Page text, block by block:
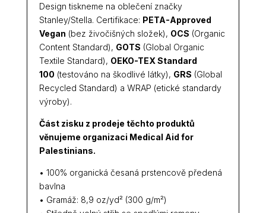
Design tiskneme na oblečení značky
Stanley/Stella. Certifikace: PETA-Approved
Vegan (bez živočišných složek), OCS (Organic
Content Standard), GOTS (Global Organic
Textile Standard), OEKO-TEX Standard
100 (testováno na škodlivé látky), GRS (Global
Recycled Standard) a WRAP (etické standardy
výroby).
Část zisku z prodeje těchto produktů
věnujeme organizaci Medical Aid for
Palestinians.
• 100% organická česaná prstencově předená
bavlna
• Gramáž: 8,9 oz/yd² (300 g/m²)